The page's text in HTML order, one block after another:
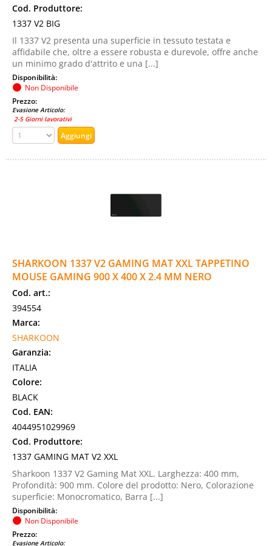
Cod. Produttore:
1337 V2 BIG
Il 1337 V2 presenta una superficie in tessuto testata e
affidabile che, oltre a essere robusta e durevole, offre anche
un minimo grado d'attrito e una [...]
Disponibilità:
Non Disponibile
Prezzo:
Evasione Articolo:
2-5 Giorni lavorativi
SHARKOON 1337 V2 GAMING MAT XXL TAPPETINO
MOUSE GAMING 900 X 400 X 2.4 MM NERO
Cod. art.:
394554
Marca:
SHARKOON
Garanzia:
ITALIA
Colore:
BLACK
Cod. EAN:
4044951029969
Cod. Produttore:
1337 GAMING MAT V2 XXL
Sharkoon 1337 V2 Gaming Mat XXL. Larghezza: 400 mm,
Profondità: 900 mm. Colore del prodotto: Nero, Colorazione
superficie: Monocromatico, Barra [...]
Disponibilità:
Non Disponibile
Prezzo:
Evasione Articolo: